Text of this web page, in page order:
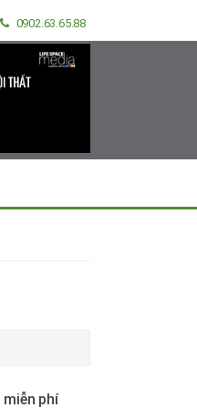
0902.63.65.88
phí